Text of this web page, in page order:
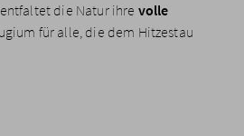
die Natur ihre volle
für alle, die dem Hitzestau